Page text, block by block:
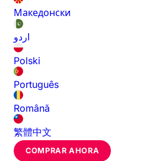
Македонски
اردو
Polski
Português
Română
繁體中文
COMPRAR AHORA